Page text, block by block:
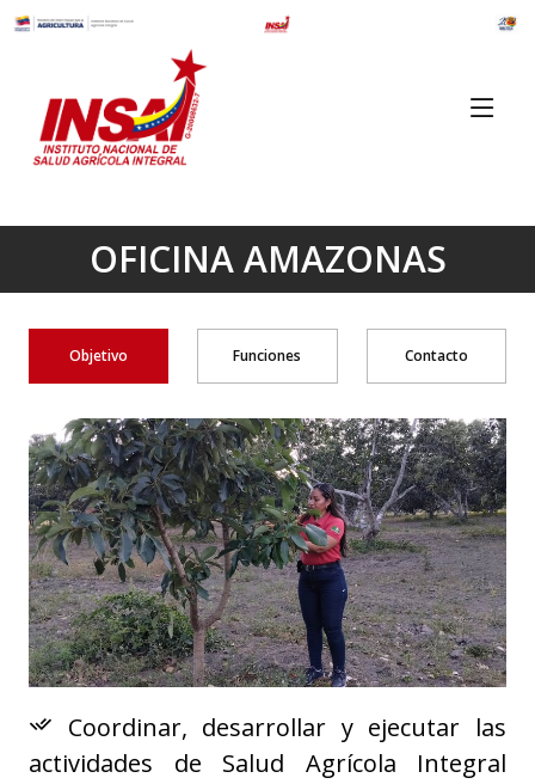
OFICINA AMAZONAS
Objetivo Funciones Contacto
Coordinar, desarrollar y ejecutar las
actividades de Salud Agrícola Integral